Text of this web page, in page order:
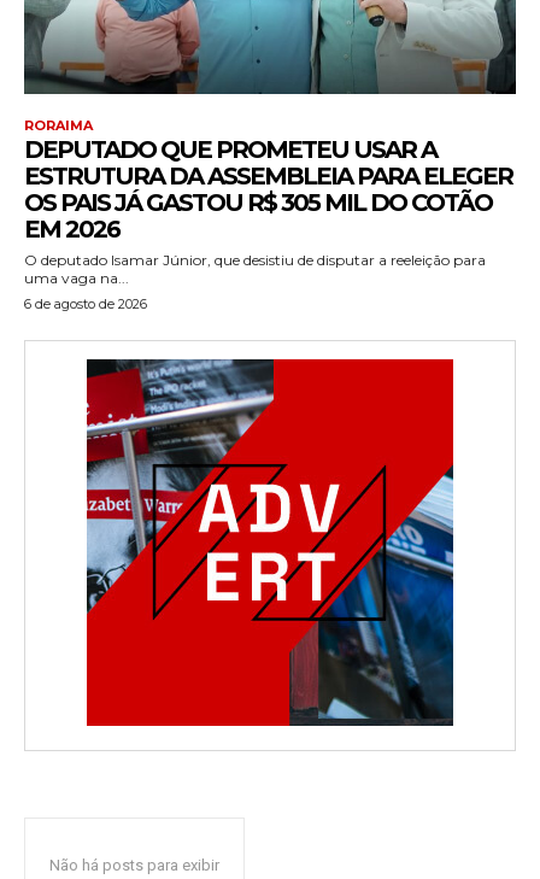
RORAIMA
DEPUTADO QUE PROMETEU USAR A
ESTRUTURA DA ASSEMBLEIA PARA ELEGER
OS PAIS JÁ GASTOU R$ 305 MIL DO COTÃO
EM 2026
O deputado Isamar Júnior, que desistiu de disputar a reeleição para
uma vaga na...
6 de agosto de 2026
Não há posts para exibir